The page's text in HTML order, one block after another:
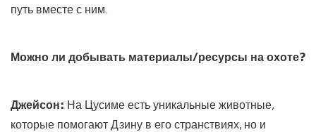
путь вместе с ним.
Можно ли добывать материалы/ресурсы на охоте?
Джейсон: На Цусиме есть уникальные животные,
которые помогают Дзину в его странствиях, но и